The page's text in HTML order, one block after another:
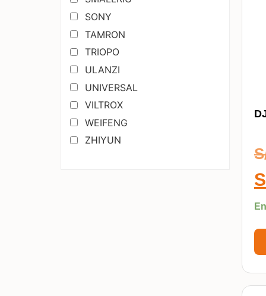
SONY
TAMRON
TRIOPO
ULANZI
UNIVERSAL
VILTROX
WEIFENG
ZHIYUN